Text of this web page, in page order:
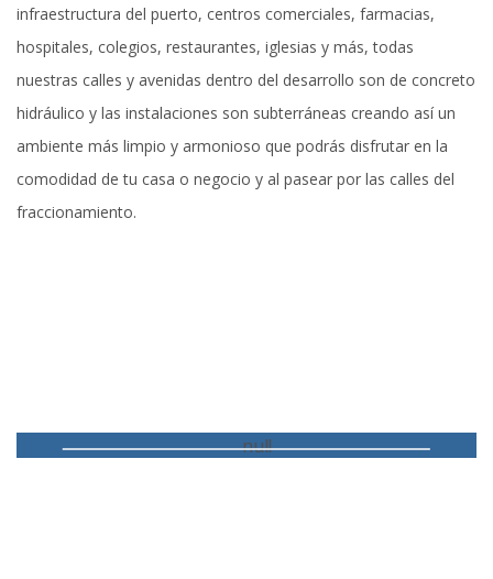
infraestructura del puerto, centros comerciales, farmacias,
hospitales, colegios, restaurantes, iglesias y más, todas
nuestras calles y avenidas dentro del desarrollo son de concreto
hidráulico y las instalaciones son subterráneas creando así un
ambiente más limpio y armonioso que podrás disfrutar en la
comodidad de tu casa o negocio y al pasear por las calles del
fraccionamiento.